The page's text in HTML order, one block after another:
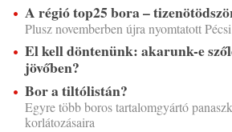
A régió top25 bora –
Plusz novemberben újra nyomtatott
El kell döntenünk: akarunk-e
jövőben?
Bor a tiltólistán?
Egyre több boros tartalomgyártó
korlátozásaira